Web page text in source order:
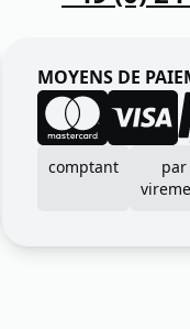
MOYENS DE
comptant
par